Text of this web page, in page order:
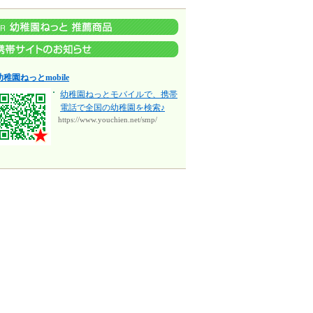
稚園ねっとmobile
幼稚園ねっとモバイルで、携帯
電話で全国の幼稚園を検索♪
https://www.youchien.net/smp/